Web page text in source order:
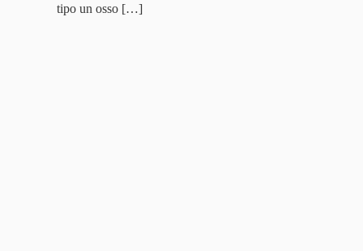
tipo un osso […]